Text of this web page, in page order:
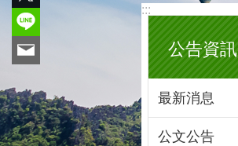
:::
公告資訊
最新消息
公文公告